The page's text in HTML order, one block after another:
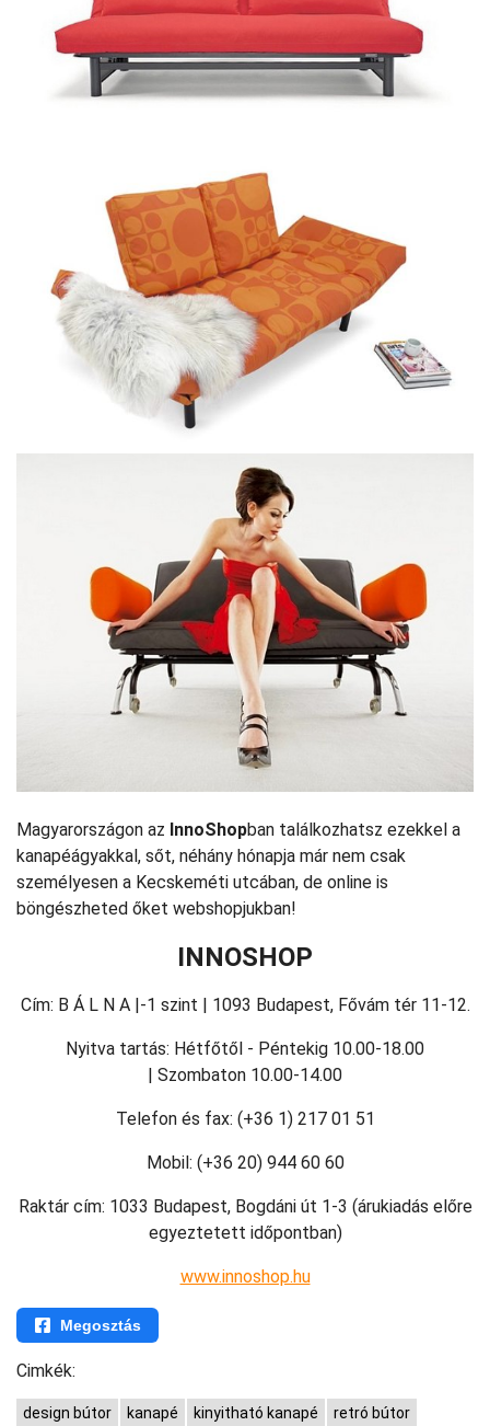
Magyarországon az InnoShopban találkozhatsz ezekkel a
kanapéágyakkal, sőt, néhány hónapja már nem csak
személyesen a Kecskeméti utcában, de online is
böngészheted őket webshopjukban!
INNOSHOP
Cím: B Á L N A |-1 szint | 1093 Budapest, Fővám tér 11-12.
Nyitva tartás: Hétfőtől - Péntekig 10.00-18.00
| Szombaton 10.00-14.00
Telefon és fax: (+36 1) 217 01 51
Mobil: (+36 20) 944 60 60
Raktár cím: 1033 Budapest, Bogdáni út 1-3 (árukiadás előre
egyeztetett időpontban)
www.innoshop.hu
Megosztás
Cimkék:
design bútor kanapé kinyitható kanapé
retró bútor